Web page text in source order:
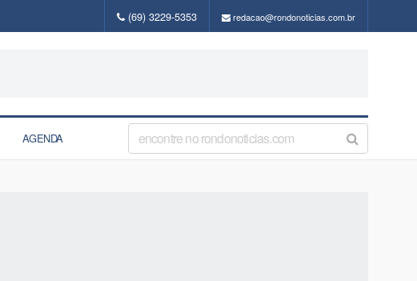
(69) 3229-5353 redacao@rondonoticias.com.br
AGENDA